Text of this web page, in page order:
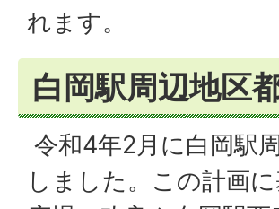
れます。
白岡駅周辺地区
令和4年2月に白岡駅
しました。この計画